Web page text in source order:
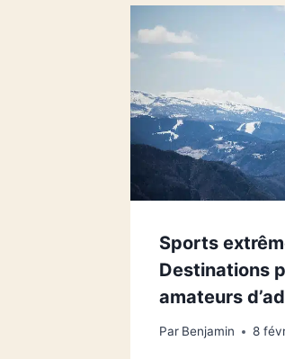
Sports
Destinations
amateurs
Par Benjamin 8